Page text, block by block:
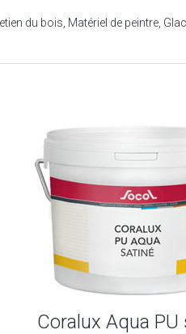
du bois Matériel de peintre
Coralux Aqua PU